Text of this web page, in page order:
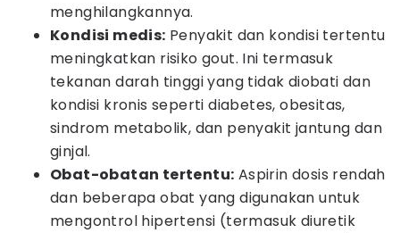
menghilangkannya.
Kondisi medis: Penyakit dan kondisi tertentu
meningkatkan risiko gout. Ini termasuk
tekanan darah tinggi yang tidak diobati dan
kondisi kronis seperti diabetes, obesitas,
sindrom metabolik, dan penyakit jantung dan
ginjal.
Obat-obatan tertentu: Aspirin dosis rendah
dan beberapa obat yang digunakan untuk
mengontrol hipertensi (termasuk diuretik